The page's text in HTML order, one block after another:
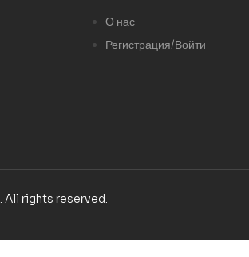
О нас
Регистрация/Войти
. All rights reserved.